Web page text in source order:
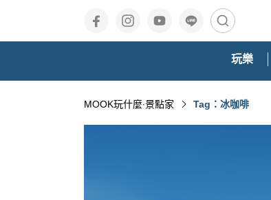
玩樂
MOOK玩什麼‧景點家 Tag：冰咖啡